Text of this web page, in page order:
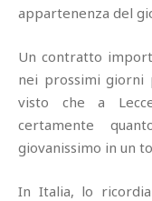
appartenenza del
Un contratto
nei prossimi giorni
visto che a
certamente
giovanissimo in un
In Italia, lo